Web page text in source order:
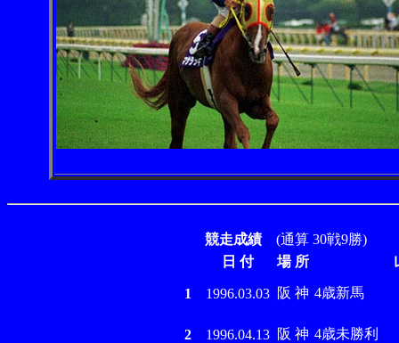
競走成績(通算 30戦9勝)
日 付
場 所
1 1996.03.03 阪 神 4歳新馬
2 1996.04.13 阪 神 4歳未勝利